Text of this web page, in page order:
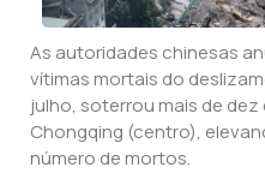
As autoridades chinesas
vítimas mortais do
julho, soterrou mais de
Chongqing (centro),
número de mortos.